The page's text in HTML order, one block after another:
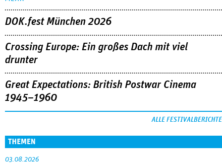
Abarbeitung an der eigenen Familie war das große Thema in
der Reihe »Neues deutsches Kino« beim Filmfest München.
MEHR
DOK.fest München 2026
Crossing Europe: Ein großes Dach mit viel
drunter
Great Expectations: British Postwar Cinema